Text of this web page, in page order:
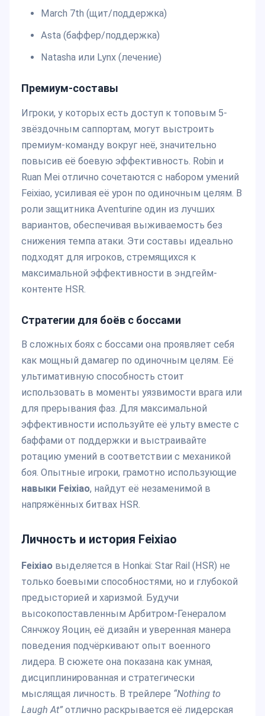
March 7th (щит/поддержка)
Asta (баффер/поддержка)
Natasha или Lynx (лечение)
Премиум-составы
Игроки, у которых есть доступ к топовым 5-
звёздочным саппортам, могут выстроить
премиум-команду вокруг неё, значительно
повысив её боевую эффективность. Robin и
Ruan Mei отлично сочетаются с набором умений
Feixiao, усиливая её урон по одиночным целям. В
роли защитника Aventurine один из лучших
вариантов, обеспечивая выживаемость без
снижения темпа атаки. Эти составы идеально
подходят для игроков, стремящихся к
максимальной эффективности в эндгейм-
контенте HSR.
Стратегии для боёв с боссами
В сложных боях с боссами она проявляет себя
как мощный дамагер по одиночным целям. Её
ультимативную способность стоит
использовать в моменты уязвимости врага или
для прерывания фаз. Для максимальной
эффективности используйте её ульту вместе с
баффами от поддержки и выстраивайте
ротацию умений в соответствии с механикой
боя. Опытные игроки, грамотно использующие
навыки Feixiao, найдут её незаменимой в
напряжённых битвах HSR.
Личность и история Feixiao
Feixiao выделяется в Honkai: Star Rail (HSR) не
только боевыми способностями, но и глубокой
предысторией и харизмой. Будучи
высокопоставленным Арбитром-Генералом
Сянчжоу Яоцин, её дизайн и уверенная манера
поведения подчёркивают опыт военного
лидера. В сюжете она показана как умная,
дисциплинированная и стратегически
мыслящая личность. В трейлере “Nothing to
Laugh At”отлично раскрывается её лидерская